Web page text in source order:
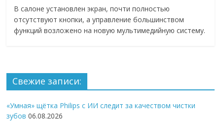
В салоне установлен экран, почти полностью
отсутствуют кнопки, а управление большинством
функций возложено на новую мультимедийную систему.
Свежие записи:
«Умная» щётка Philips с ИИ следит за качеством чистки
зубов 06.08.2026